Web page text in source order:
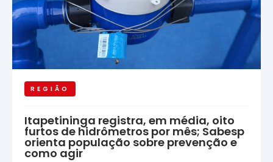
REGIÃO
Itapetininga registra, em média, oito
furtos de hidrômetros por mês; Sabesp
orienta população sobre prevenção e
como agir